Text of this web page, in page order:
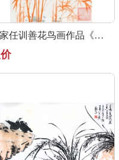
画家任训善花鸟画作品《竹报平安》